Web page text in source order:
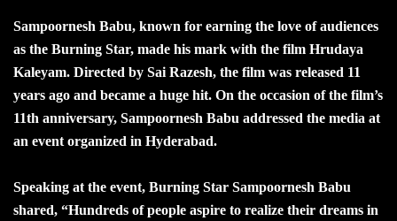
Sampoornesh Babu, known for earning the love of audiences
as the Burning Star, made his mark with the film Hrudaya
Kaleyam. Directed by Sai Razesh, the film was released 11
years ago and became a huge hit. On the occasion of the film’s
11th anniversary, Sampoornesh Babu addressed the media at
an event organized in Hyderabad.
Speaking at the event, Burning Star Sampoornesh Babu
shared, “Hundreds of people aspire to realize their dreams in